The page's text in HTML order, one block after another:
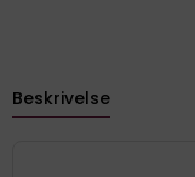
Beskrivelse